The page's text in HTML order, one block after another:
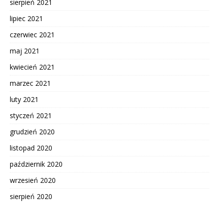
sierpień 2021
lipiec 2021
czerwiec 2021
maj 2021
kwiecień 2021
marzec 2021
luty 2021
styczeń 2021
grudzień 2020
listopad 2020
październik 2020
wrzesień 2020
sierpień 2020